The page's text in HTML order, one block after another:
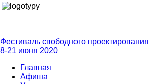
Фестиваль свободного проектирования
8-21 июня 2020
Главная
Афиша